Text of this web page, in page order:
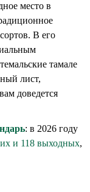
место в
В его
тамале
лист,
доведется
: в 2026 году
и 118 выходных,